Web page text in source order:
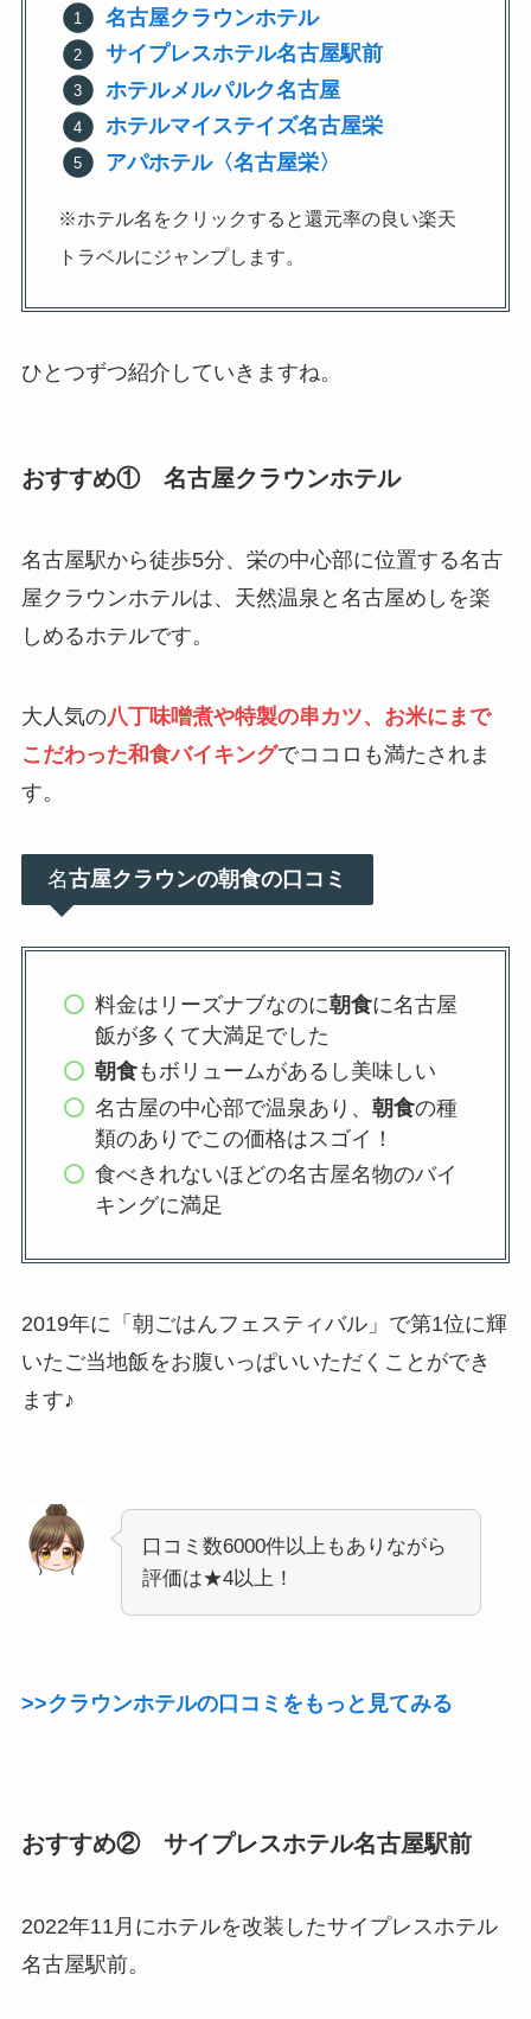
名古屋クラウンホテル
サイプレスホテル名古屋駅前
ホテルメルパルク名古屋
ホテルマイステイズ名古屋栄
アパホテル〈名古屋栄〉
※ホテル名をクリックすると還元率の良い楽天
トラベルにジャンプします。
ひとつずつ紹介していきますね。
おすすめ① 名古屋クラウンホテル
名古屋駅から徒歩5分、栄の中心部に位置する名古
屋クラウンホテルは、天然温泉と名古屋めしを楽
しめるホテルです。
大人気の八丁味噌煮や特製の串カツ、お米にまで
こだわった和食バイキングでココロも満たされま
す。
名古屋クラウンの朝食の口コミ
料金はリーズナブなのに朝食に名古屋
飯が多くて大満足でした
朝食もボリュームがあるし美味しい
名古屋の中心部で温泉あり、朝食の種
類のありでこの価格はスゴイ！
食べきれないほどの名古屋名物のバイ
キングに満足
2019年に「朝ごはんフェスティバル」で第1位に輝
いたご当地飯をお腹いっぱいいただくことができ
ます♪
口コミ数6000件以上もありながら
評価は★4以上！
>>クラウンホテルの口コミをもっと見てみる
おすすめ② サイプレスホテル名古屋駅前
2022年11月にホテルを改装したサイプレスホテル
名古屋駅前。